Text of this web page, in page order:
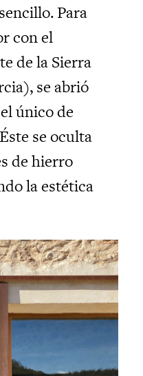
Para
con el
de la Sierra
se abrió
único de
se oculta
de hierro
la estética